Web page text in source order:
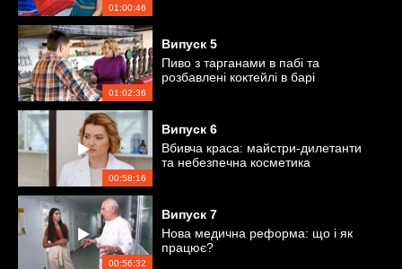
01:00:46
01:02:36
Випуск 5
Пиво з тарганами в пабі та
розбавлені коктейлі в барі
00:58:16
Випуск 6
Вбивча краса: майстри-дилетанти
та небезпечна косметика
00:56:32
Випуск 7
Нова медична реформа: що і як
працює?